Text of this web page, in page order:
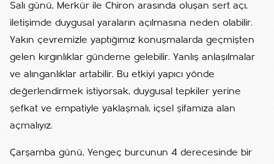
Salı günü, Merkür ile Chiron arasında oluşan sert açı,
iletişimde duygusal yaraların açılmasına neden olabilir.
Yakın çevremizle yaptığımız konuşmalarda geçmişten
gelen kırgınlıklar gündeme gelebilir. Yanlış anlaşılmalar
ve alınganlıklar artabilir. Bu etkiyi yapıcı yönde
değerlendirmek istiyorsak, duygusal tepkiler yerine
şefkat ve empatiyle yaklaşmalı, içsel şifamıza alan
açmalıyız.
Çarşamba günü, Yengeç burcunun 4 derecesinde bir